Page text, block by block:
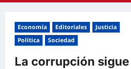
Economía Editoriales
Justicia
Política
Sociedad
La corrupción sigue